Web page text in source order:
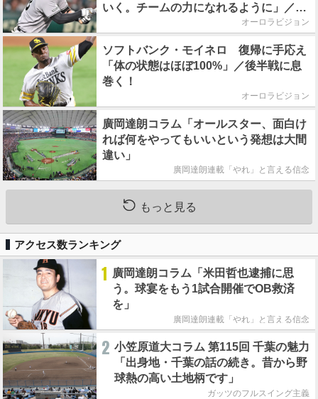
いく。チームの力になれるように」／後
オーロラビジョン
ソフトバンク・モイネロ 復帰に手応え
「体の状態はほぼ100%」／後半戦に息
巻く！
オーロラビジョン
廣岡達朗コラム「オールスター、面白け
れば何をやってもいいという発想は大間
違い」
廣岡達朗連載「やれ」と言える信念
もっと見る
アクセス数ランキング
1 廣岡達朗コラム「米田哲也逮捕に思
う。球宴をもう1試合開催でOB救済
を」
廣岡達朗連載「やれ」と言える信念
2 小笠原道大コラム 第115回 千葉の魅力
「出身地・千葉の話の続き。昔から野
球熱の高い土地柄です」
ガッツのフルスイング主義